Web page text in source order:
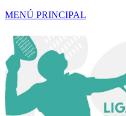
MENÚ PRINCIPAL